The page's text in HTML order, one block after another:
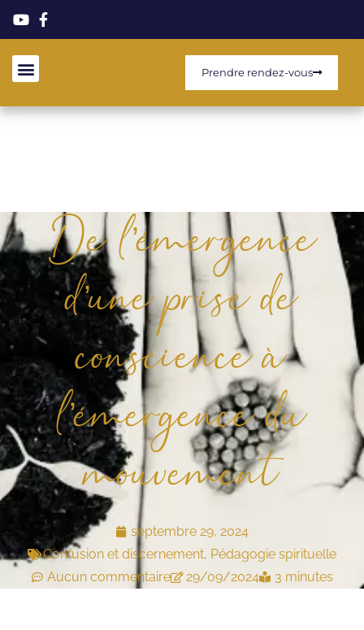
Prendre rendez-vous
De l’émergence
d’une prise de
conscience à
l’émergence du
mouvement
septembre 29, 2024
Confusion et discernement, Pédagogie spirituelle
Aucun commentaire
29/09/2024 3 minutes